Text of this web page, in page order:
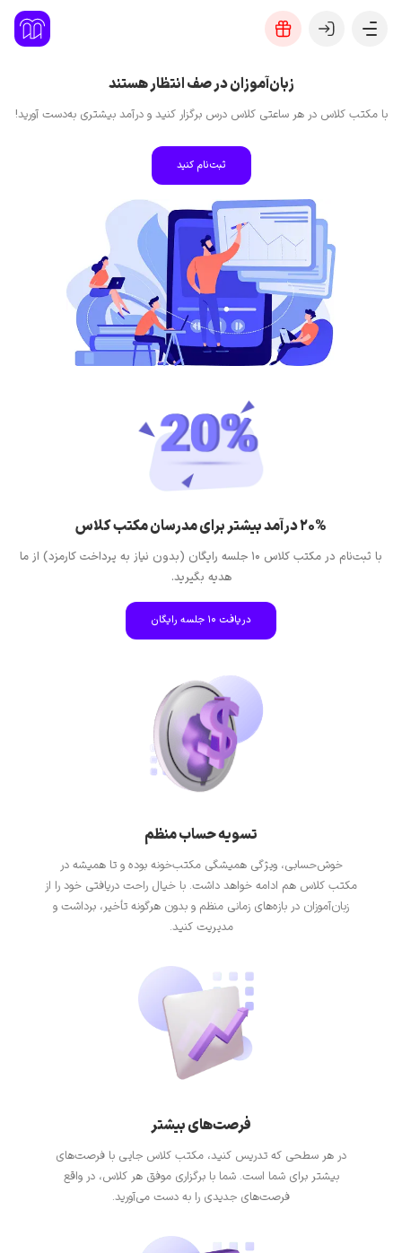
زبان‌آموزان در صف انتظار هستند
با مکتب کلاس در هر ساعتی کلاس درس برگزار کنید و درآمد بیشتری به‌دست آورید!
ثبت‌نام کنید
20% درآمد بیشتر برای مدرسان مکتب کلاس
با ثبت‌نام در مکتب کلاس 10 جلسه رایگان (بدون نیاز به پرداخت کارمزد) از ما
هدیه بگیرید.
دریافت 10 جلسه رایگان
تسویه حساب منظم
خوش‌حسابی، ویژگی همیشگی مکتب‌خونه بوده و تا همیشه در
مکتب کلاس هم ادامه خواهد داشت. با خیال راحت دریافتی خود را از
زبان‌آموزان در بازه‌های زمانی منظم و بدون هرگونه تأخیر، برداشت و
مدیریت کنید.
فرصت‌های بیشتر
در هر سطحی که تدریس کنید، مکتب کلاس جایی با فرصت‌های
بیشتر برای شما است. شما با برگزاری موفق هر کلاس، در واقع
فرصت‌های جدیدی را به دست می‌آورید.